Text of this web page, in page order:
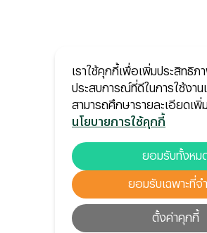
เราใช้คุกกี้เพื่อเพิ่มประสิทธิภ
ประสบการณ์ที่ดีในการใช้งาน
สามารถศึกษารายละเอียดเพิ่
นโยบายการใช้คุกกี้
ยอมรับทั้งหม
ยอมรับเฉพาะที่จ
ตั้งค่าคุกกี้